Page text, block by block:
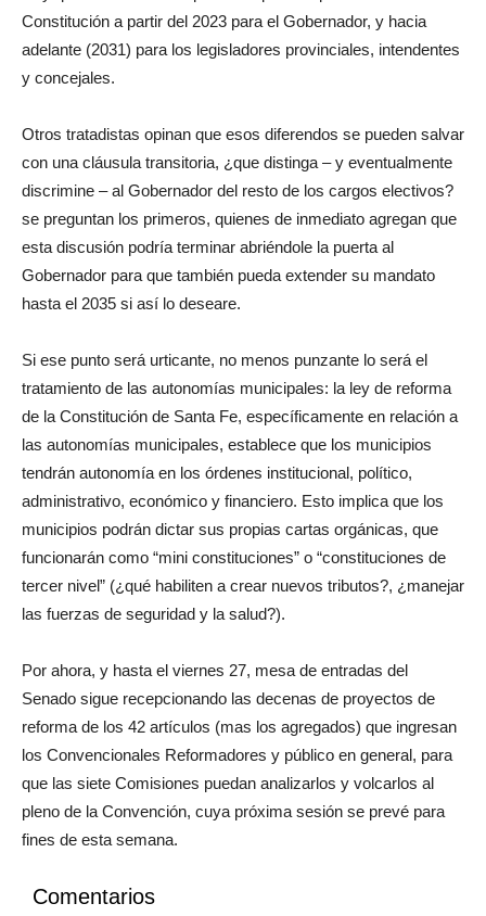
Constitución a partir del 2023 para el Gobernador, y hacia
adelante (2031) para los legisladores provinciales, intendentes
y concejales.
Otros tratadistas opinan que esos diferendos se pueden salvar
con una cláusula transitoria, ¿que distinga – y eventualmente
discrimine – al Gobernador del resto de los cargos electivos?
se preguntan los primeros, quienes de inmediato agregan que
esta discusión podría terminar abriéndole la puerta al
Gobernador para que también pueda extender su mandato
hasta el 2035 si así lo deseare.
Si ese punto será urticante, no menos punzante lo será el
tratamiento de las autonomías municipales: la ley de reforma
de la Constitución de Santa Fe, específicamente en relación a
las autonomías municipales, establece que los municipios
tendrán autonomía en los órdenes institucional, político,
administrativo, económico y financiero. Esto implica que los
municipios podrán dictar sus propias cartas orgánicas, que
funcionarán como “mini constituciones” o “constituciones de
tercer nivel” (¿qué habiliten a crear nuevos tributos?, ¿manejar
las fuerzas de seguridad y la salud?).
Por ahora, y hasta el viernes 27, mesa de entradas del
Senado sigue recepcionando las decenas de proyectos de
reforma de los 42 artículos (mas los agregados) que ingresan
los Convencionales Reformadores y público en general, para
que las siete Comisiones puedan analizarlos y volcarlos al
pleno de la Convención, cuya próxima sesión se prevé para
fines de esta semana.
Comentarios